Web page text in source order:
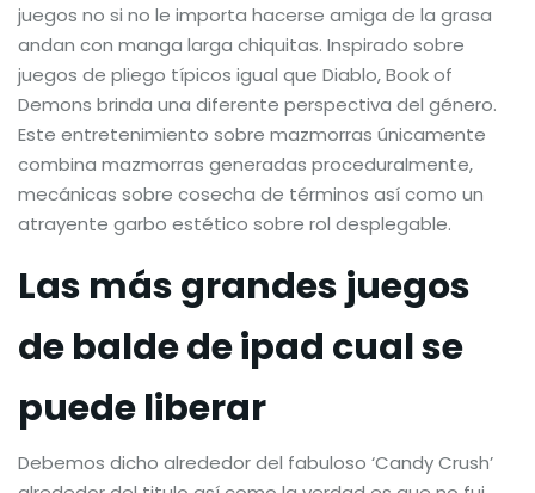
juegos no si no le importa hacerse amiga de la grasa
andan con manga larga chiquitas. Inspirado sobre
juegos de pliego típicos igual que Diablo, Book of
Demons brinda una diferente perspectiva del género.
Este entretenimiento sobre mazmorras únicamente
combina mazmorras generadas proceduralmente,
mecánicas sobre cosecha de términos así­ como un
atrayente garbo estético sobre rol desplegable.
Las más grandes juegos
de balde de ipad cual se
puede liberar
Debemos dicho alrededor del fabuloso ‘Candy Crush’